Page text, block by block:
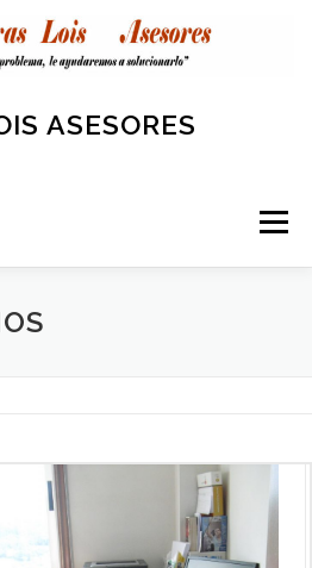
ASESORES
Menú
Y SEGURIDAD SOCIAL